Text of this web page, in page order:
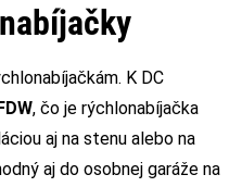
K DC
, čo je rýchlonabíjačka
aj na stenu alebo na
aj do osobnej garáže na